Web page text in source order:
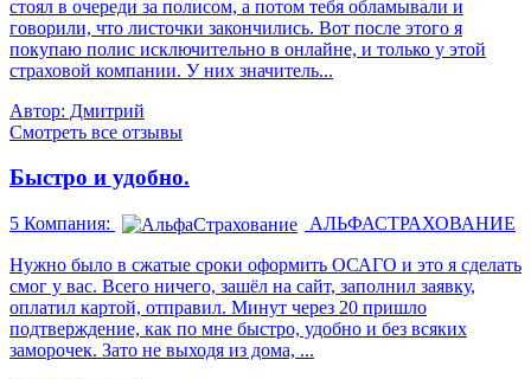
стоял в очереди за полисом, а потом тебя обламывали и
говорили, что листочки закончились. Вот после этого я
покупаю полис исключительно в онлайне, и только у этой
страховой компании. У них значитель...
Автор: Дмитрий
Смотреть все отзывы
Быстро и удобно.
5 Компания: АЛЬФАСТРАХОВАНИЕ
Нужно было в сжатые сроки оформить ОСАГО и это я сделать
смог у вас. Всего ничего, зашёл на сайт, заполнил заявку,
оплатил картой, отправил. Минут через 20 пришло
подтверждение, как по мне быстро, удобно и без всяких
заморочек. Зато не выходя из дома, ...